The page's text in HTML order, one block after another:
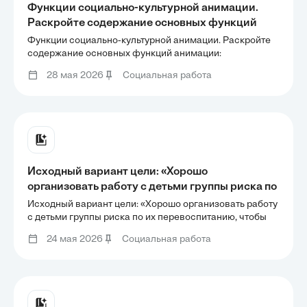
Функции социально-культурной анимации.
Раскройте содержание основных функций
анимации: рекреационной, адаптационной,
развивающей и др. Задачи анимационной
деятельности. Какие конкретные задачи
решает аниматор в своей работе?
Функции социально-культурной анимации. Раскройте
содержание основных функций анимации:
Задачи анимационной деятельности. Какие
28 мая 2026 Социальная работа
Исходный вариант цели: «Хорошо
организовать работу с детьми группы риска по
их перевоспитанию, чтобы они перестали быть
опасными для общества и вели себя примерно,
а учителя были нами довольны».
Исходный вариант цели: «Хорошо организовать работу
с детьми группы риска по их перевоспитанию, чтобы
себя примерно, а учителя были нами довольны».
24 мая 2026 Социальная работа